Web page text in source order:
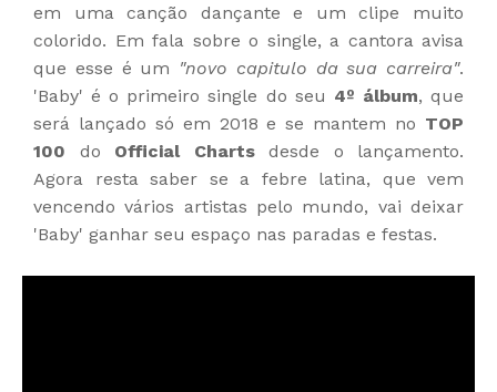
em uma canção dançante e um clipe muito
colorido. Em fala sobre o single, a cantora avisa
que esse é um "novo capitulo da sua carreira".
'Baby' é o primeiro single do seu 4º álbum, que
será lançado só em 2018 e se mantem no TOP
100 do Official Chartsdesde o lançamento.
Agora resta saber se a febre latina, que vem
vencendo vários artistas pelo mundo, vai deixar
'Baby' ganhar seu espaço nas paradas e festas.